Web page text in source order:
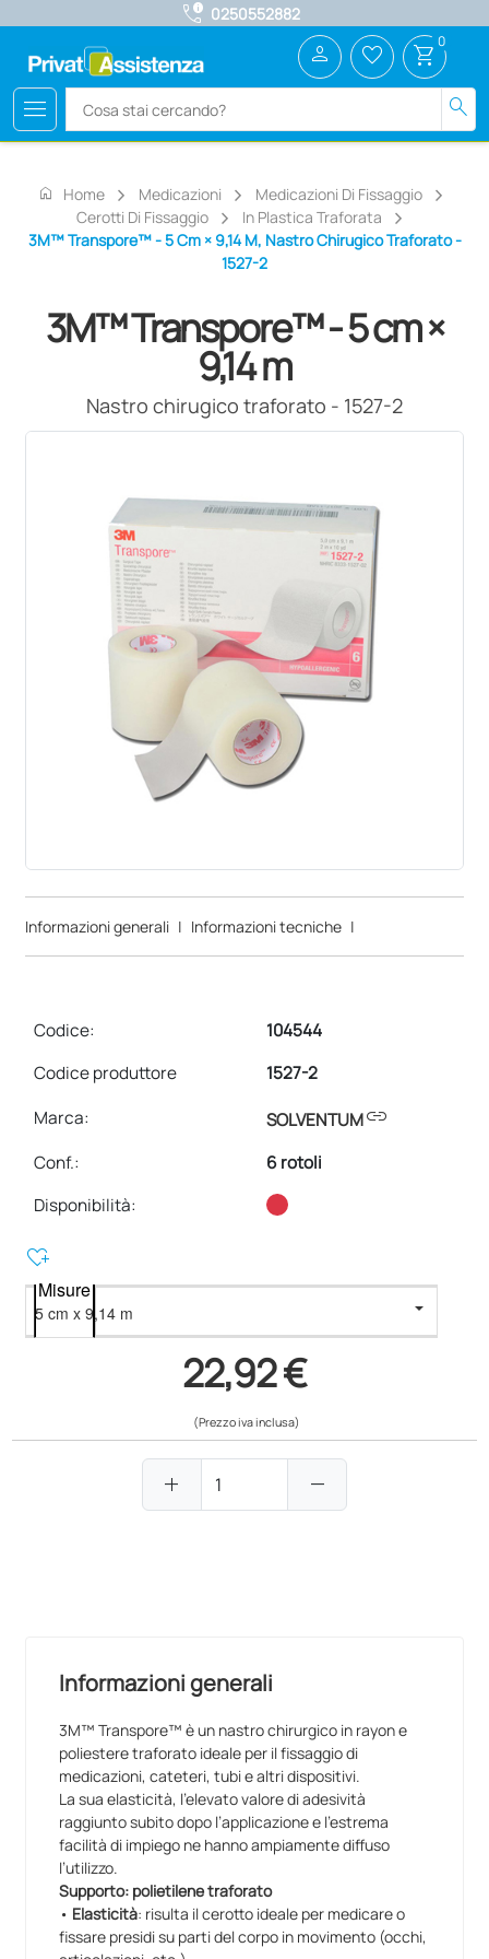
call_quality 0250552882
menu search
person favorite_border shopping_cart 0
home Home Medicazioni
Medicazioni Di Fissaggio
Cerotti Di Fissaggio
In Plastica Traforata
3M™ Transpore™ - 5 Cm × 9,14 M, Nastro Chirugico Traforato -
1527-2
3M™ Transpore™ - 5 cm ×
9,14 m
Nastro chirugico traforato - 1527-2
Informazioni generali | Informazioni tecniche |
Codice:
104544
Codice produttore
1527-2
Marca:
SOLVENTUMlink
Conf.:
6 rotoli
Disponibilità:
heart_plus
Misure
22,92 €
(Prezzo iva inclusa)
add remove
Informazioni generali
3M™ Transpore™ è un nastro chirurgico in rayon e
poliestere traforato ideale per il fissaggio di
medicazioni, cateteri, tubi e altri dispositivi.
La sua elasticità, l’elevato valore di adesività
raggiunto subito dopo l’applicazione e l’estrema
facilità di impiego ne hanno ampiamente diffuso
l’utilizzo.
Supporto: polietilene traforato
• Elasticità: risulta il cerotto ideale per medicare o
fissare presidi su parti del corpo in movimento (occhi,